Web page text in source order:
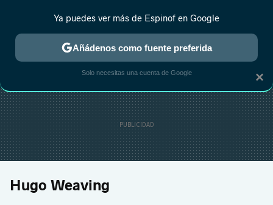
ESTRENOS REALITY ANIME RANKINGS CINE
Hugo Weaving
×
Ya puedes ver más de Espinof en Google
Añádenos como fuente preferida
Solo necesitas una cuenta de Google